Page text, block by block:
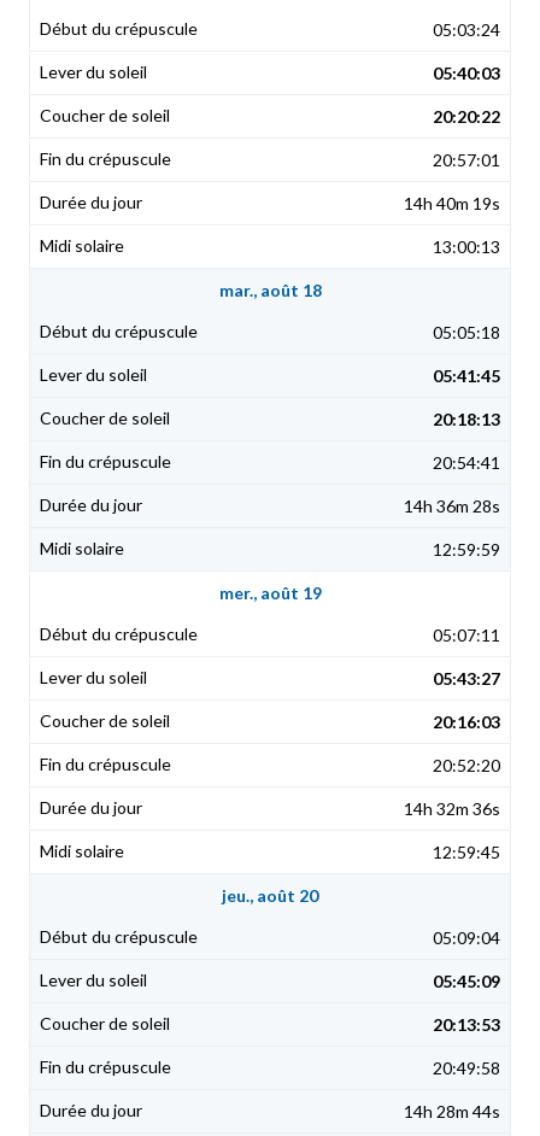
05:03:24
05:40:03
20:20:22
20:57:01
14h 40m 19s
13:00:13
mar., août 18
05:05:18
05:41:45
20:18:13
20:54:41
14h 36m 28s
12:59:59
mer., août 19
05:07:11
05:43:27
20:16:03
20:52:20
14h 32m 36s
12:59:45
jeu., août 20
05:09:04
05:45:09
20:13:53
20:49:58
14h 28m 44s